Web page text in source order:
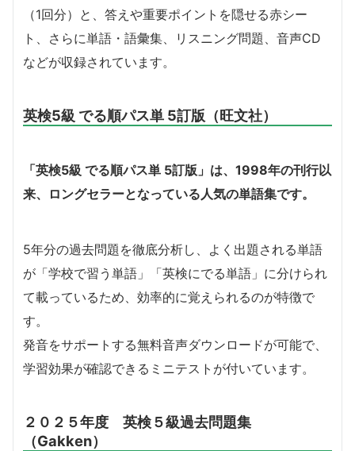
（1回分）と、答えや重要ポイントを隠せる赤シー
ト、さらに単語・語彙集、リスニング問題、音声CD
などが収録されています。
英検5級 でる順パス単 5訂版（旺文社）
「英検5級 でる順パス単 5訂版」は、1998年の刊行以
来、ロングセラーとなっている人気の単語集です。
5年分の過去問題を徹底分析し、よく出題される単語
が「学校で習う単語」「英検にでる単語」に分けられ
て載っているため、効率的に覚えられるのが特徴で
す。
発音をサポートする無料音声ダウンロードが可能で、
学習効果が確認できるミニテストが付いています。
２０２５年度 英検５級過去問題集
（Gakken）